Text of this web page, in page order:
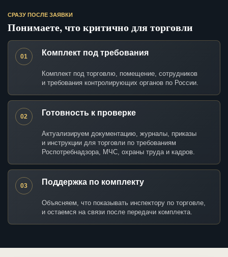
СРАЗУ ПОСЛЕ ЗАЯВКИ
Понимаете, что критично для торговли
01 Комплект под требования
Комплект под торговлю, помещение, сотрудников
и требования контролирующих органов по России.
02 Готовность к проверке
Актуализируем документацию, журналы, приказы
и инструкции для торговли по требованиям
Роспотребнадзора, МЧС, охраны труда и кадров.
03 Поддержка по комплекту
Объясняем, что показывать инспектору по торговле,
и остаемся на связи после передачи комплекта.